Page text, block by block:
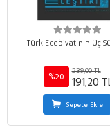
Türk Edebiyatının Üç
%20
239,00 TL
191,20
Sepete Ekle